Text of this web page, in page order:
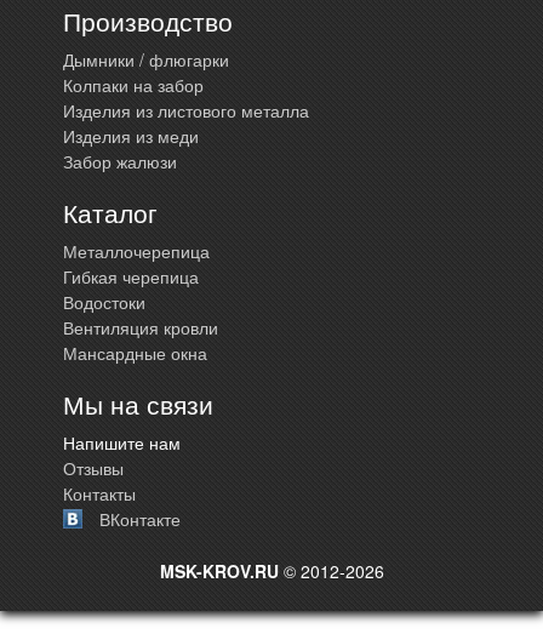
Производство
Дымники / флюгарки
Колпаки на забор
Изделия из листового металла
Изделия из меди
Забор жалюзи
Каталог
Металлочерепица
Гибкая черепица
Водостоки
Вентиляция кровли
Мансардные окна
Мы на связи
Напишите нам
Отзывы
Контакты
ВКонтакте
MSK-KROV.RU© 2012-2026